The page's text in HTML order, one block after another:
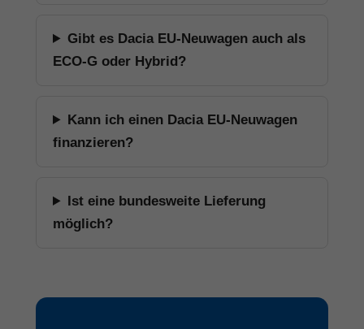
Gibt es Dacia EU-Neuwagen auch als
ECO-G oder Hybrid?
Kann ich einen Dacia EU-Neuwagen
finanzieren?
Ist eine bundesweite Lieferung
möglich?